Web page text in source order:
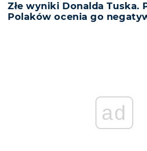
Złe wyniki Donalda Tuska.
Polaków ocenia go
ad